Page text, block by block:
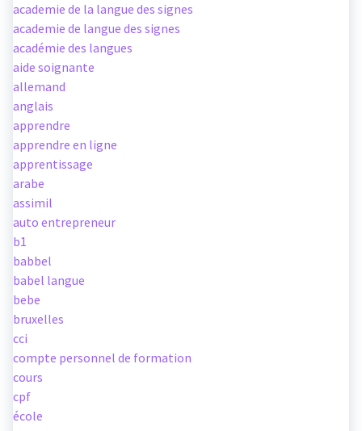
academie de la langue des signes
academie de langue des signes
académie des langues
aide soignante
allemand
anglais
apprendre
apprendre en ligne
apprentissage
arabe
assimil
auto entrepreneur
b1
babbel
babel langue
bebe
bruxelles
cci
compte personnel de formation
cours
cpf
école